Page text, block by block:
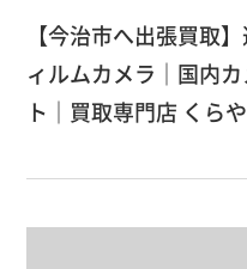
【今治市へ出張買取
ィルムカメラ｜国内
ト｜買取専門店 くら